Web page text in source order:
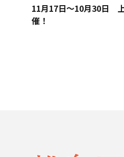
11月17日〜10月30日
催！